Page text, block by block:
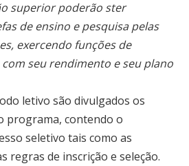
superior poderão ster
de ensino e pesquisa pelas
exercendo funções de
seu rendimento e seu plano
letivo são divulgados os
programa, contendo o
seletivo tais como as
regras de inscrição e seleção.